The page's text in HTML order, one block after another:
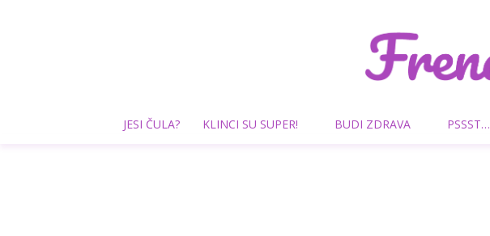
JESI ČULA? KLINCI SU SUPER! BUDI ZDRAVA PSSST…